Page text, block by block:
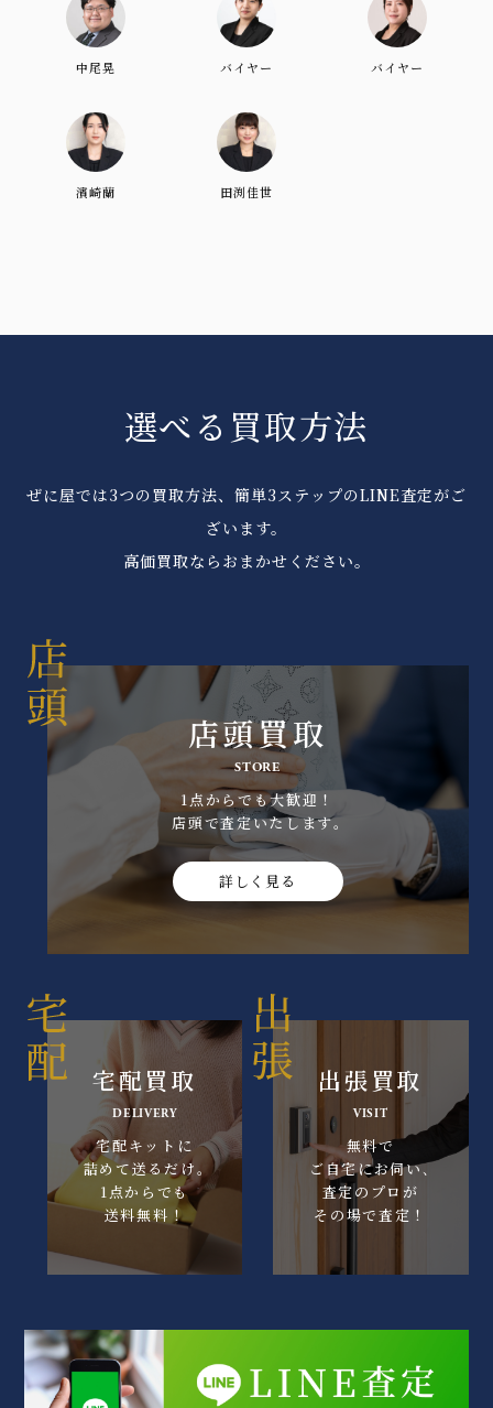
中尾晃 バイヤー バイヤー
濱崎蘭 田渕佳世
選べる買取方法
ぜに屋では3つの買取方法、簡単3ステップのLINE査定がご
ざいます。
高価買取ならおまかせください。
店頭買取
STORE
1点からでも大歓迎！
店頭で査定いたします｡
詳しく見る
宅配買取
DELIVERY
宅配キットに
詰めて送るだけ｡
1点からでも
送料無料！
出張買取
VISIT
無料で
ご自宅にお伺い､
査定のプロが
その場で査定！